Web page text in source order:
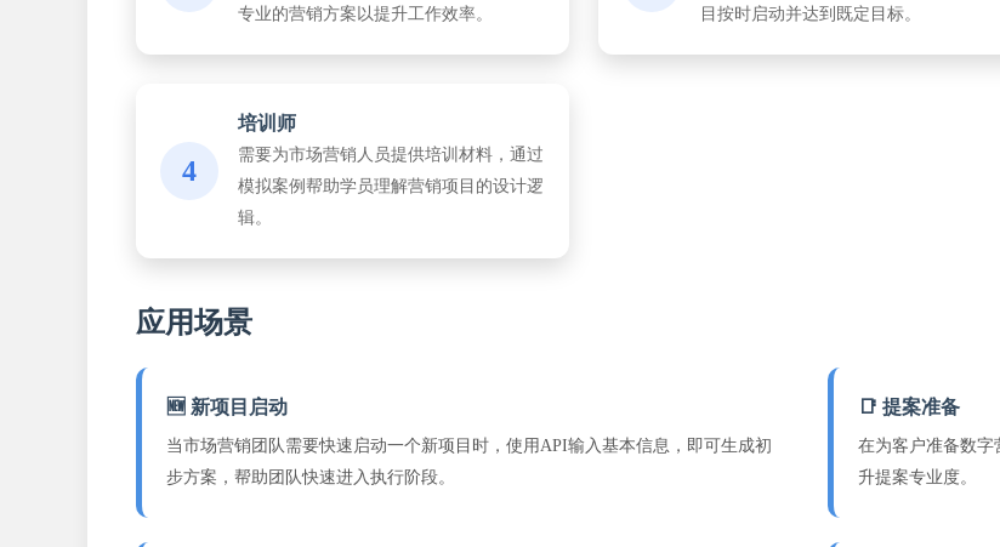
专业的营销方案以提升工作效率。
目按时启动并达到既定目标。
4
培训师
需要为市场营销人员提供培训材料，通过
模拟案例帮助学员理解营销项目的设计逻
辑。
应用场景
🆕 新项目启动
当市场营销团队需要快速启动一个新项目时，使用API输入基本信息，即可生成初
步方案，帮助团队快速进入执行阶段。
📑 提案准备
在为客户准备数字
升提案专业度。